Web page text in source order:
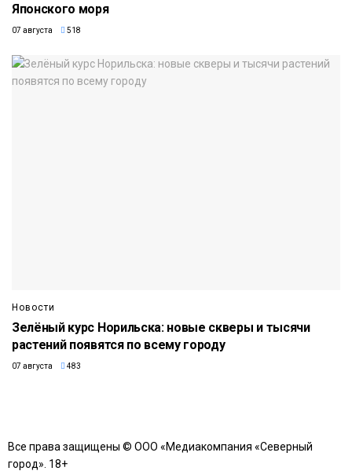
Японского моря
07 августа 518
Новости
Зелёный курс Норильска: новые скверы и тысячи
растений появятся по всему городу
07 августа 483
Все права защищены © ООО «Медиакомпания «Северный
город». 18+